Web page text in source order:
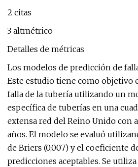
2 citas
3 altmétrico
Detalles de métricas
Los modelos de predicción de
Este estudio tiene como objetivo
falla de la tubería utilizando un
específica de tuberías en una
extensa red del Reino Unido con
años. El modelo se evaluó
de Briers (0,007) y el coeficiente
predicciones aceptables. Se